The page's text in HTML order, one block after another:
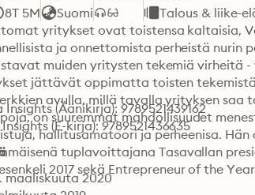
8T 5M Suomi
Talous & liike-
yritykset ovat toistensa kaltaisia,
ja onnettomista perheistä
muiden yritysten tekemiä virheitä -
jättävät oppimatta toisten
avulla, millä tavalla yrityksen
on suuremmat mahdollisuudet
hallitusamatoori ja perheenisa.
tuplavoittajana Tasavallan
2017 sekä Entrepreneur of the Year
(Äänikirja): 9789521439162
(E-kirja): 9789521436635
maaliskuuta 2020